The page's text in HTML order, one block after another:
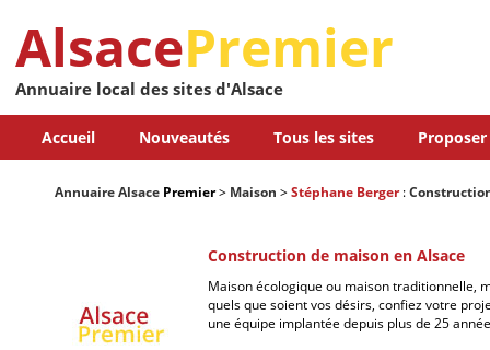
AlsacePremier
Annuaire local des sites d'Alsace
Accueil Nouveautés Tous les sites
Annuaire Alsace Premier> Maison >Stéphane Berger:
Construction de maison en Alsace
Maison écologique ou maison traditionnelle,
quels que soient vos désirs, confiez votre
une équipe implantée depuis plus de 25